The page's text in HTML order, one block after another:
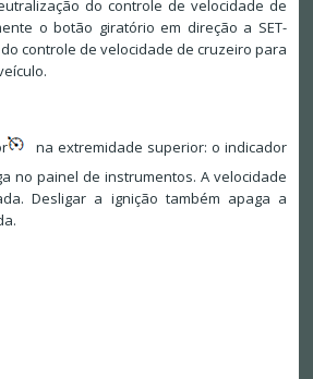
do controle de velocidade de
o botão giratório em direção a SET-
controle de velocidade de cruzeiro para
na extremidade superior: o indicador
no painel de instrumentos. A velocidade
Desligar a ignição também apaga a